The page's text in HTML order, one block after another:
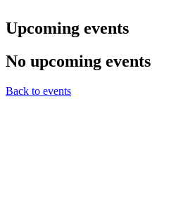
Upcoming events
No upcoming events
Back to events